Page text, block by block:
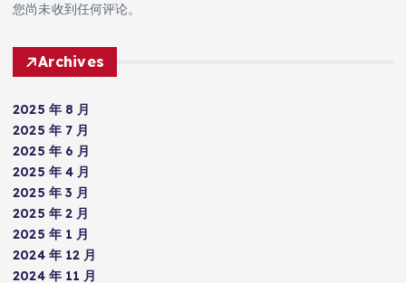
您尚未收到任何评论。
Archives
2025 年 8 月
2025 年 7 月
2025 年 6 月
2025 年 4 月
2025 年 3 月
2025 年 2 月
2025 年 1 月
2024 年 12 月
2024 年 11 月